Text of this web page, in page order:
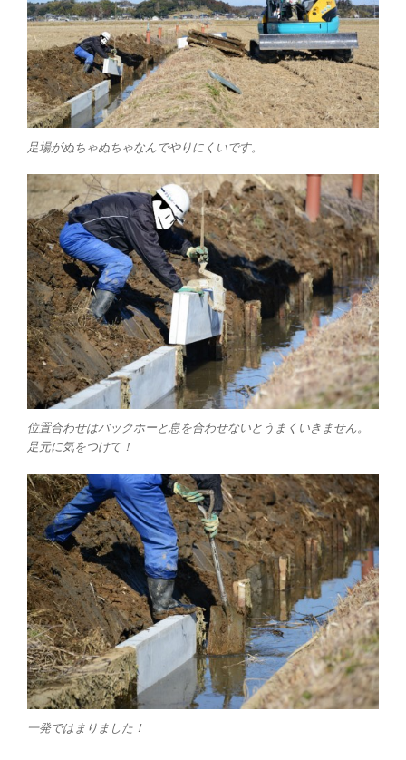
足場がぬちゃぬちゃなんでやりにくいです。
位置合わせはバックホーと息を合わせないとうまくいきません。
足元に気をつけて！
一発ではまりました！